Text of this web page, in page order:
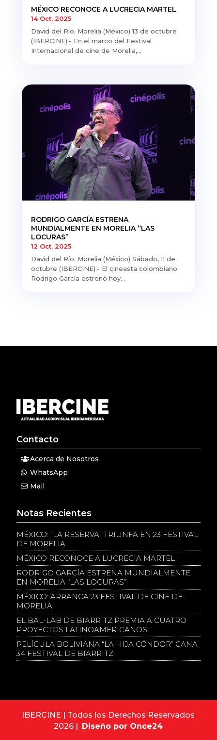
MÉXICO RECONOCE A LUCRECIA MARTEL
14 Oct, 2025
David del Río. Morelia (México) 13 de octubre
(IBERCINE).- En el marco del Festival
Internacional de cine de Morelia,...
RODRIGO GARCÍA ESTRENA
MUNDIALMENTE EN MORELIA “LAS
LOCURAS”
12 Oct, 2025
David del Río. Morelia (México) Sábado, 11 de
octubre (IBERCINE).- El cineasta colombiano
Rodrigo García estrenó hoy...
Contacto
Acerca de Nosotros
WhatsApp
Mail
Notas Recientes
MÉXICO: “LA RESERVA” TRIUNFA EN 23 FESTIVAL
DE MORELIA
MÉXICO RECONOCE A LUCRECIA MARTEL
RODRIGO GARCÍA ESTRENA MUNDIALMENTE
EN MORELIA “LAS LOCURAS”
MÉXICO: ARRANCA 23 FESTIVAL DE CINE DE
MORELIA
EL BAL-LAB DE BIARRITZ PREMIA A CUATRO
PROYECTOS LATINOAMERICANOS
PELÍCULA BOLIVIANA “LA HIJA CÓNDOR” GANA
34 FESTIVAL DE BIARRITZ
IBERCINE | Todos los Derechos Reservados
2026 | Diseño por Once24